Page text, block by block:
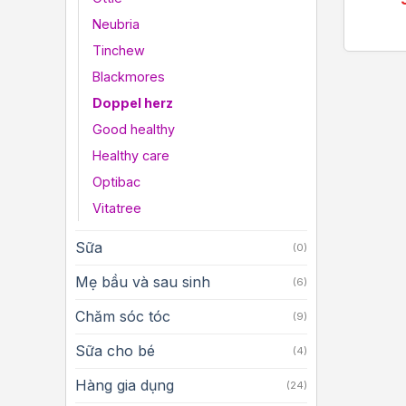
Neubria
Tinchew
Blackmores
Doppel herz
Good healthy
Healthy care
Optibac
Vitatree
Sữa (0)
Mẹ bầu và sau sinh (6)
Chăm sóc tóc (9)
Sữa cho bé (4)
Hàng gia dụng (24)